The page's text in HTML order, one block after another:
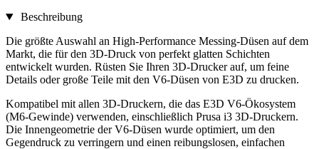
Beschreibung
Die größte Auswahl an High-Performance Messing-Düsen auf dem
Markt, die für den 3D-Druck von perfekt glatten Schichten
entwickelt wurden. Rüsten Sie Ihren 3D-Drucker auf, um feine
Details oder große Teile mit den V6-Düsen von E3D zu drucken.
Kompatibel mit allen 3D-Druckern, die das E3D V6-Ökosystem
(M6-Gewinde) verwenden, einschließlich Prusa i3 3D-Druckern.
Die Innengeometrie der V6-Düsen wurde optimiert, um den
Gegendruck zu verringern und einen reibungslosen, einfachen